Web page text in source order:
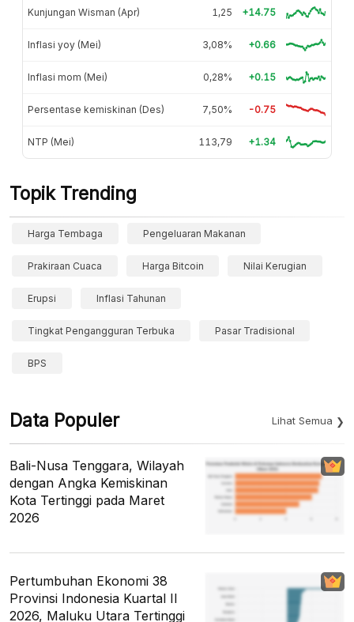
Kunjungan Wisman (Apr) 1,25 +14.75
Inflasi yoy (Mei) 3,08% +0.66
Inflasi mom (Mei) 0,28% +0.15
Persentase kemiskinan (Des) 7,50% -0.75
NTP (Mei) 113,79 +1.34
Topik Trending
Harga Tembaga Pengeluaran Makanan
Prakiraan Cuaca Harga Bitcoin Nilai Kerugian
Erupsi Inflasi Tahunan
Tingkat Pengangguran Terbuka Pasar Tradisional
BPS
Data Populer Lihat Semua
Bali-Nusa Tenggara, Wilayah
dengan Angka Kemiskinan
Kota Tertinggi pada Maret
2026
Pertumbuhan Ekonomi 38
Provinsi Indonesia Kuartal II
2026, Maluku Utara Tertinggi